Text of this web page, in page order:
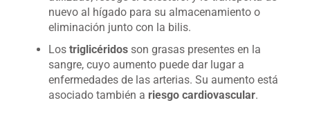
nuevo al hígado para su almacenamiento o
eliminación junto con la bilis.
Los triglicéridos son grasas presentes en la
sangre, cuyo aumento puede dar lugar a
enfermedades de las arterias. Su aumento está
asociado también a riesgo cardiovascular.